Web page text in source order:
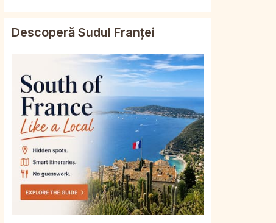
Descoperă Sudul Franței